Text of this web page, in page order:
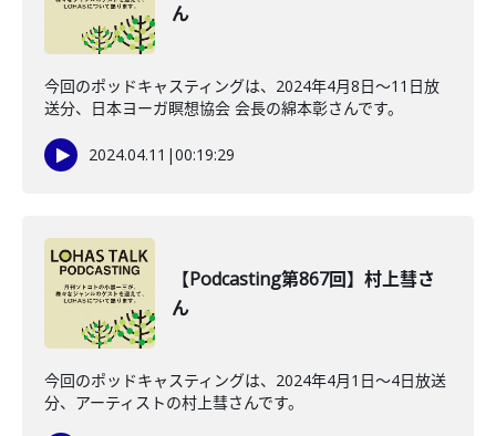
ん
今回のポッドキャスティングは、2024年4月8日〜11日放
送分、日本ヨーガ瞑想協会 会長の綿本彰さんです。
2024.04.11 |00:19:29
【Podcasting第867回】村上彗さ
ん
今回のポッドキャスティングは、2024年4月1日〜4日放送
分、アーティストの村上彗さんです。